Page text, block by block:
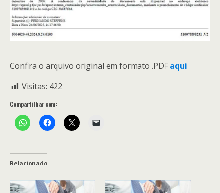
Confira o arquivo original em formato .PDF aqui
Visitas: 422
Compartilhar com:
Relacionado